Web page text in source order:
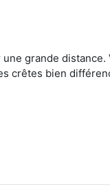
grande distance.
crêtes bien